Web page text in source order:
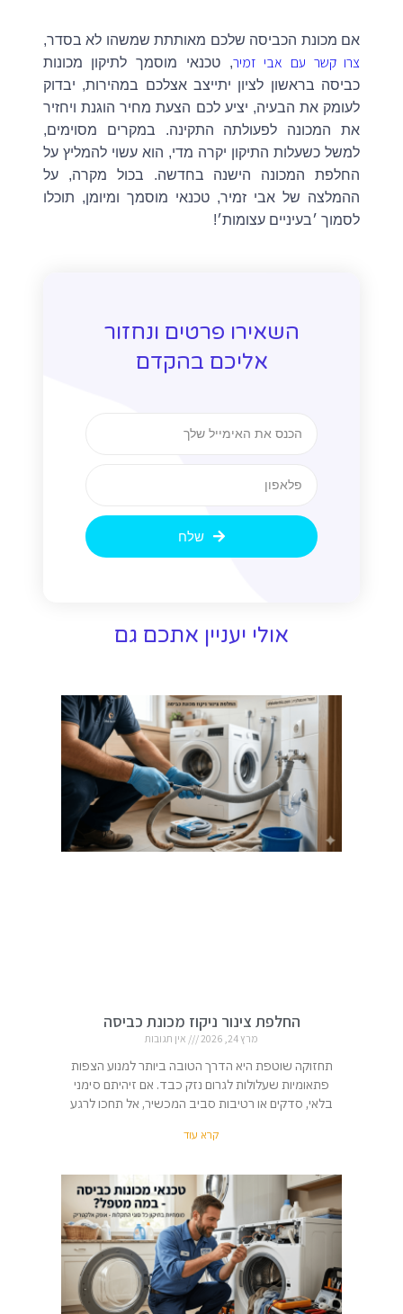
אם מכונת הכביסה שלכם מאותתת שמשהו לא בסדר,
צרו קשר עם אבי זמיר, טכנאי מוסמך לתיקון מכונות
כביסה בראשון לציון יתייצב אצלכם במהירות, יבדוק
לעומק את הבעיה, יציע לכם הצעת מחיר הוגנת ויחזיר
את המכונה לפעולתה התקינה. במקרים מסוימים,
למשל כשעלות התיקון יקרה מדי, הוא עשוי להמליץ על
החלפת המכונה הישנה בחדשה. בכול מקרה, על
ההמלצה של אבי זמיר, טכנאי מוסמך ומיומן, תוכלו
לסמוך ׳בעיניים עצומות׳!
השאירו פרטים ונחזור
אליכם בהקדם
שלח
אולי יעניין אתכם גם
החלפת צינור ניקוז מכונת כביסה
מרץ 24, 2026 אין תגובות
תחזוקה שוטפת היא הדרך הטובה ביותר למנוע הצפות
פתאומיות שעלולות לגרום נזק כבד. אם זיהיתם סימני
בלאי, סדקים או רטיבות סביב המכשיר, אל תחכו לרגע
קרא עוד